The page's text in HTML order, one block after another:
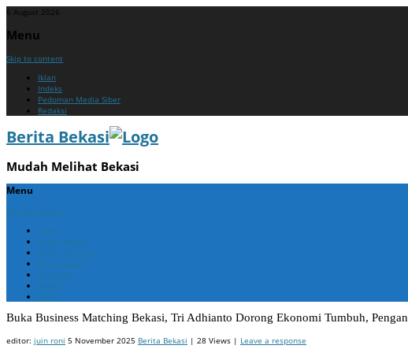
6 August 2026
Menu
Skip to content
Iklan
Indeks
Pedoman Media Siber
Redaksi
Berita Bekasi
Mudah Melihat Bekasi
Menu
Skip to content
Home
Berita Bekasi
Berita Cikarang
Berita Jabar
Nasional
Politik
ADV
Buka Business Matching Bekasi, Tri Adhianto Dorong Ekonomi Tumbuh,
editor: juin roni 5 November 2025 Berita Bekasi | 28 Views | Leave a response